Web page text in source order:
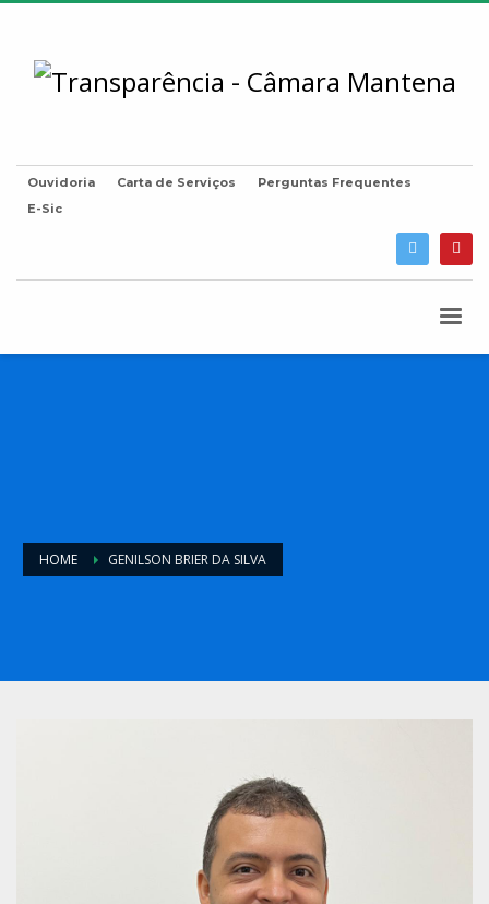
Ouvidoria Carta de Serviços
Perguntas Frequentes
E-Sic
HOME GENILSON BRIER DA SILVA